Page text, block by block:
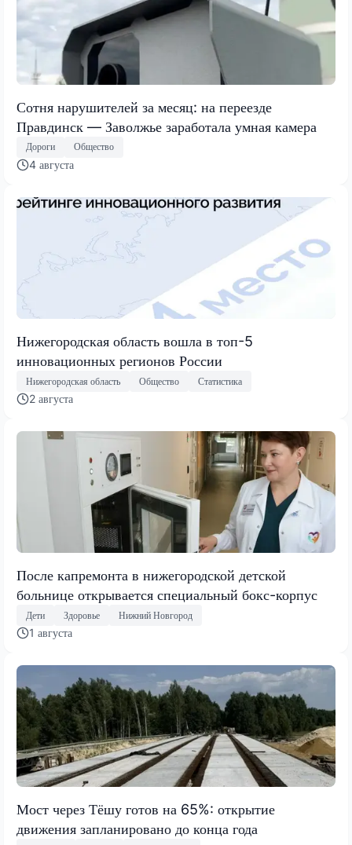
Сотня нарушителей за месяц: на переезде
Правдинск — Заволжье заработала умная камера
Дороги Общество
4 августа
Нижегородская область вошла в топ-5
инновационных регионов России
Нижегородская область Общество Статистика
2 августа
После капремонта в нижегородской детской
больнице открывается специальный бокс-корпус
Дети Здоровье Нижний Новгород
1 августа
Мост через Тёшу готов на 65%: открытие
движения запланировано до конца года